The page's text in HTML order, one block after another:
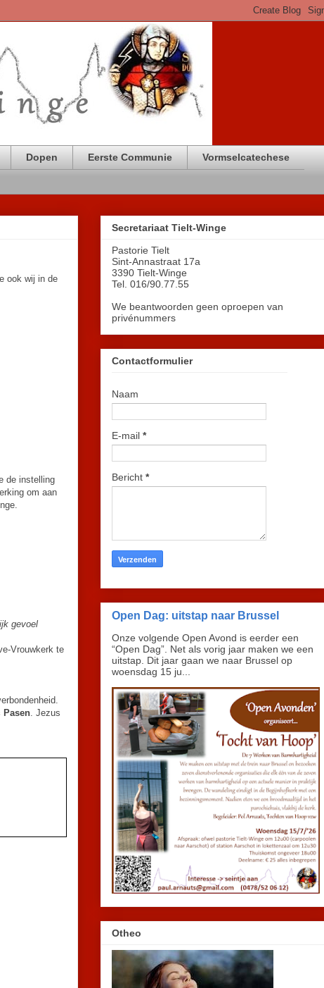
Dopen Eerste Communie Vormselcatechese
ook wij in de
de instelling
om aan
gevoel
Vrouwkerk te
Pasen . Jezus
Secretariaat Tielt-Winge
Pastorie Tielt
Sint-Annastraat 17a
3390 Tielt-Winge
Tel. 016/90.77.55
We beantwoorden geen oproepen van
privénummers
Contactformulier
Naam
E-mail *
Bericht *
Open Dag: uitstap naar Brussel
Onze volgende Open Avond is eerder een
“Open Dag”. Net als vorig jaar maken we een
uitstap. Dit jaar gaan we naar Brussel op
woensdag 15 ju...
Otheo